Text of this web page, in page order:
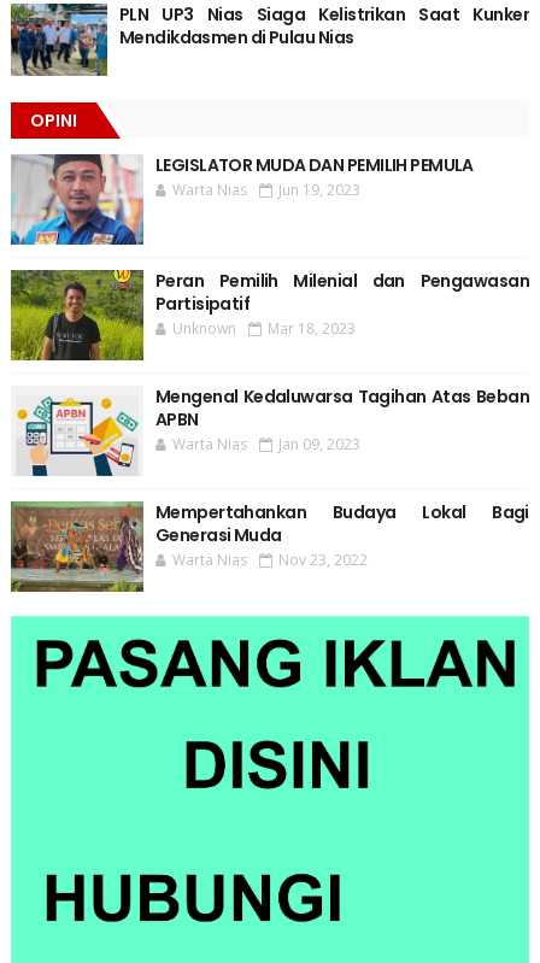
PLN UP3 Nias Siaga Kelistrikan Saat Kunker
Mendikdasmen di Pulau Nias
OPINI
LEGISLATOR MUDA DAN PEMILIH PEMULA
Warta Nias Jun 19, 2023
Peran Pemilih Milenial dan Pengawasan
Partisipatif
Unknown Mar 18, 2023
Mengenal Kedaluwarsa Tagihan Atas Beban
APBN
Warta Nias Jan 09, 2023
Mempertahankan Budaya Lokal Bagi
Generasi Muda
Warta Nias Nov 23, 2022